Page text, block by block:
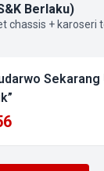
Berlaku)
chassis + karoseri
Sekarang